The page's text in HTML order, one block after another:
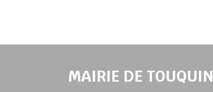
MAIRIE DE TOUQUIN